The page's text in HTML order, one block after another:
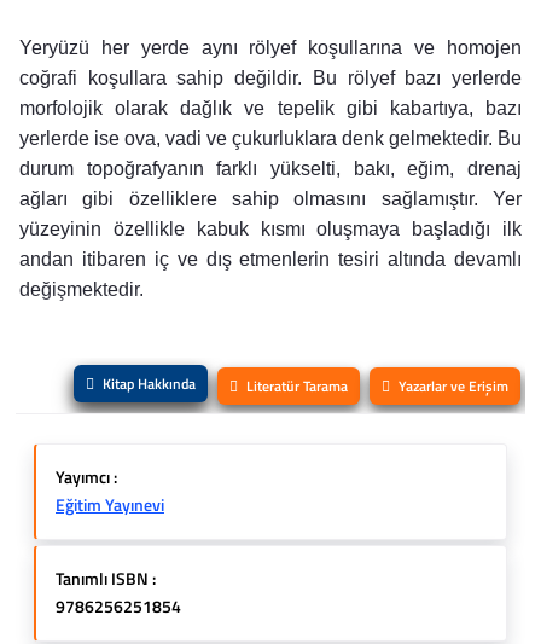
Yeryüzü her yerde aynı rölyef koşullarına ve homojen
coğrafi koşullara sahip değildir. Bu rölyef bazı yerlerde
morfolojik olarak dağlık ve tepelik gibi kabartıya, bazı
yerlerde ise ova, vadi ve çukurluklara denk gelmektedir. Bu
durum topoğrafyanın farklı yükselti, bakı, eğim, drenaj
ağları gibi özelliklere sahip olmasını sağlamıştır. Yer
yüzeyinin özellikle kabuk kısmı oluşmaya başladığı ilk
andan itibaren iç ve dış etmenlerin tesiri altında devamlı
değişmektedir.
Kitap Hakkında Literatür Tarama Yazarlar ve Erişim
Yayımcı :
Eğitim Yayınevi
Tanımlı ISBN :
9786256251854